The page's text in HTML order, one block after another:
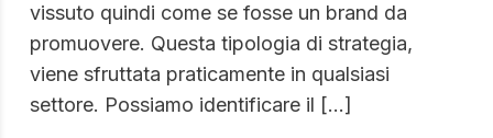
vissuto quindi come se fosse un brand da
promuovere. Questa tipologia di strategia,
viene sfruttata praticamente in qualsiasi
settore. Possiamo identificare il […]